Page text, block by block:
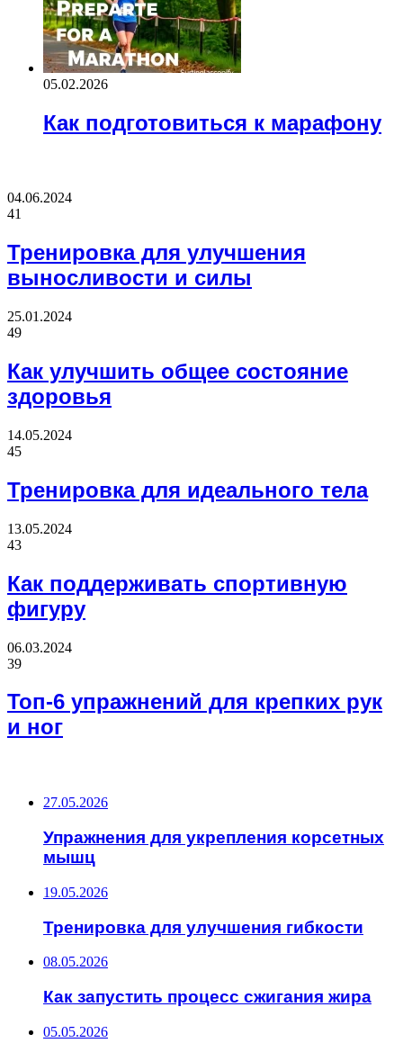
05.02.2026
Как подготовиться к марафону
04.06.2024
41
Тренировка для улучшения
выносливости и силы
25.01.2024
49
Как улучшить общее состояние
здоровья
14.05.2024
45
Тренировка для идеального тела
13.05.2024
43
Как поддерживать спортивную
фигуру
06.03.2024
39
Топ-6 упражнений для крепких рук
и ног
27.05.2026
Упражнения для укрепления корсетных
мышц
19.05.2026
Тренировка для улучшения гибкости
08.05.2026
Как запустить процесс сжигания жира
05.05.2026